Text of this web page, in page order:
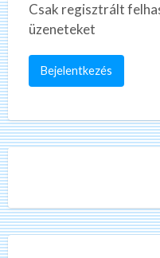
Csak regisztrált
üzeneteket
Bejelentkezés